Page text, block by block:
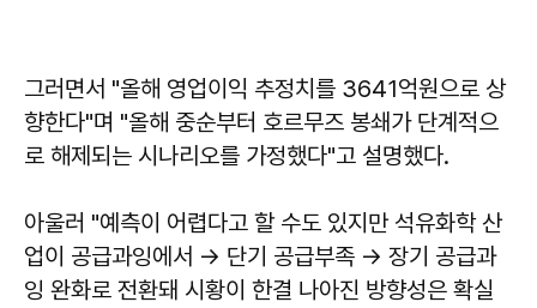
그러면서 "올해 영업이익 추정치를 3641억원으로 상
향한다"며 "올해 중순부터 호르무즈 봉쇄가 단계적으
로 해제되는 시나리오를 가정했다"고 설명했다.
아울러 "예측이 어렵다고 할 수도 있지만 석유화학 산
업이 공급과잉에서 → 단기 공급부족 → 장기 공급과
잉 완화로 전환돼 시황이 한결 나아진 방향성은 확실